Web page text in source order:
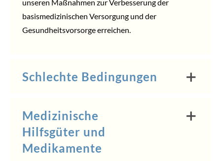
unseren Maßnahmen zur Verbesserung der
basismedizinischen Versorgung und der
Gesundheitsvorsorge erreichen.
Schlechte Bedingungen
Medizinische
Hilfsgüter und
Medikamente